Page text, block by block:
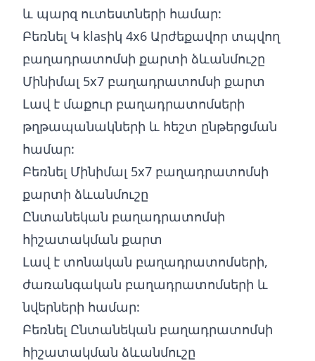
և պարզ ուտեստների համար:
Բեռնել Կ klasիկ 4x6 Արժեքավոր տպվող
բաղադրատոմսի քարտի ձևանմուշը
Մինիմալ 5x7 բաղադրատոմսի քարտ
Լավ է մաքուր բաղադրատոմսերի
թղթապանակների և հեշտ ընթերցման
համար:
Բեռնել Մինիմալ 5x7 բաղադրատոմսի
քարտի ձևանմուշը
Ընտանեկան բաղադրատոմսի
հիշատակման քարտ
Լավ է տոնական բաղադրատոմսերի,
ժառանգական բաղադրատոմսերի և
նվերների համար:
Բեռնել Ընտանեկան բաղադրատոմսի
հիշատակման ձևանմուշը